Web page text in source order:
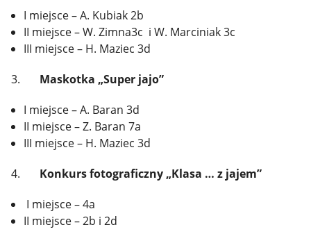
I miejsce – A. Kubiak 2b
II miejsce – W. Zimna3c i W. Marciniak 3c
III miejsce – H. Maziec 3d
3. Maskotka „Super jajo”
I miejsce – A. Baran 3d
II miejsce – Z. Baran 7a
III miejsce – H. Maziec 3d
4. Konkurs fotograficzny „Klasa … z jajem”
I miejsce – 4a
II miejsce – 2b i 2d